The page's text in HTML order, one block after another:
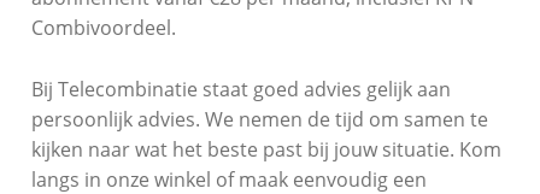
Combivoordeel.
Bij Telecombinatie staat goed advies gelijk aan
persoonlijk advies. We nemen de tijd om samen te
kijken naar wat het beste past bij jouw situatie. Kom
langs in onze winkel of maak eenvoudig een